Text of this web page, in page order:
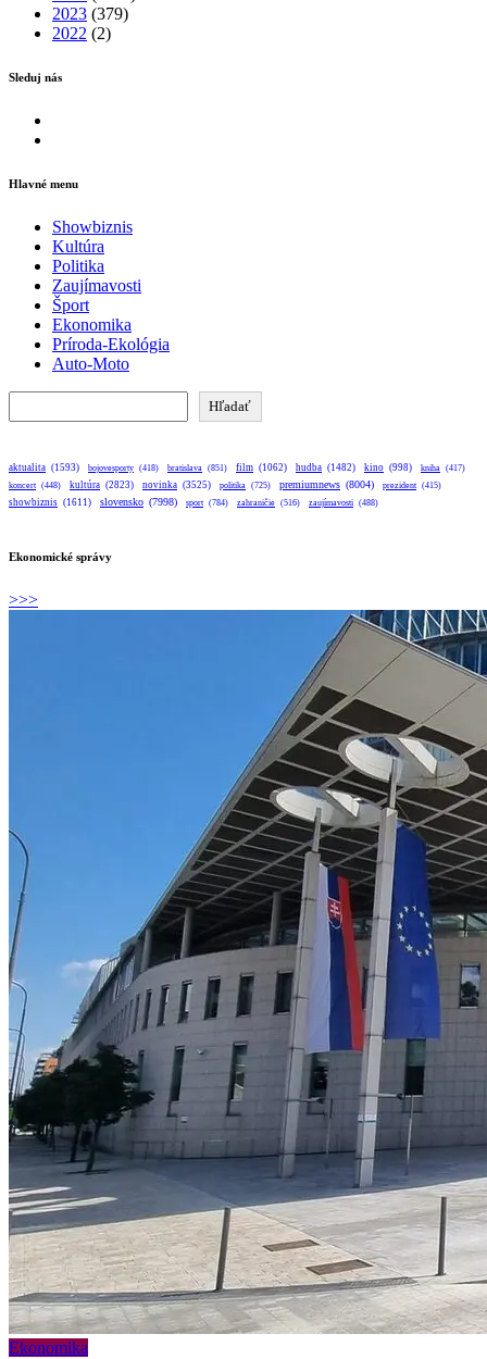
2023 (379)
2022 (2)
Sleduj nás
Hlavné menu
Showbiznis
Kultúra
Politika
Zaujímavosti
Šport
Ekonomika
Príroda-Ekológia
Auto-Moto
Hľadať
aktualita (1593) bojovesporty (418) bratislava (851) film (1062) hudba (1482) kino (998) kniha
(417)
koncert (448) kultúra (2823) novinka (3525) politika (725) premiumnews (8004) prezident (415)
showbiznis (1611) slovensko (7998) sport (784) zahraničie (516) zaujímavosti (488)
Ekonomické správy
>>>
Ekonomika